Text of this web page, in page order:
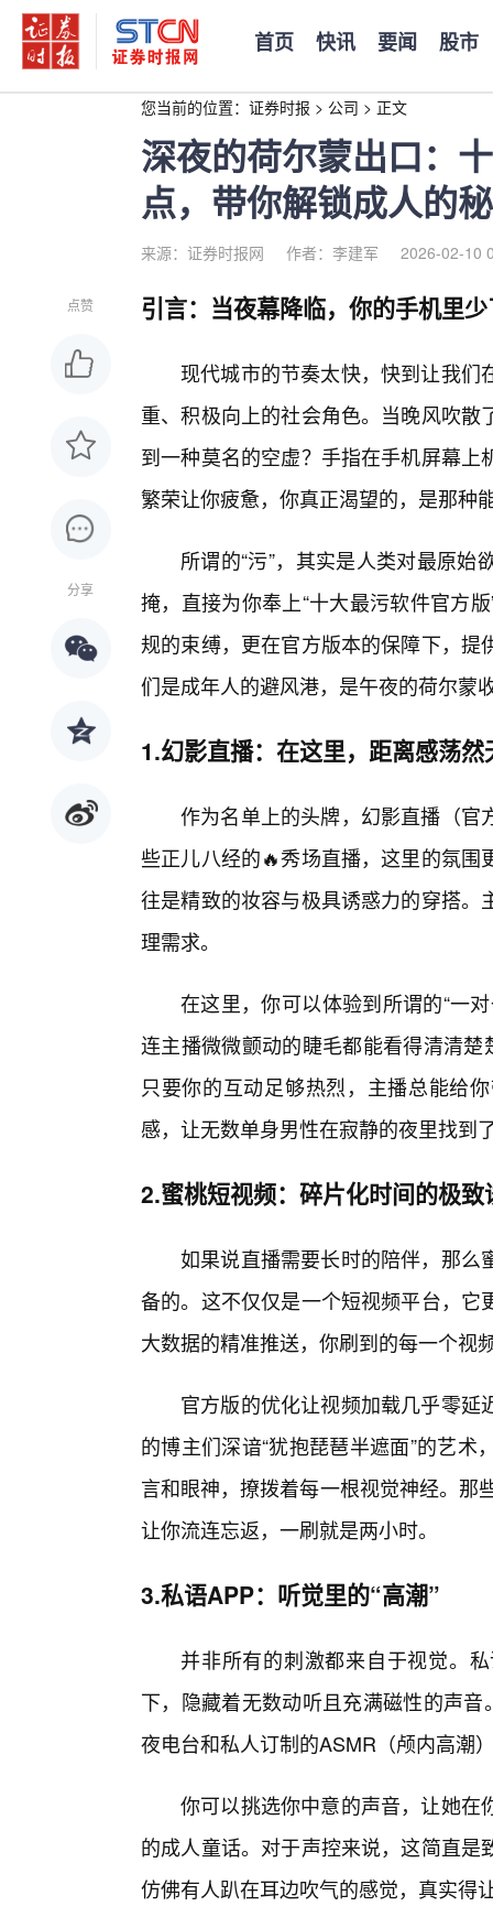
首页 快讯 要闻 股市
您当前的位置： 证券时报 > 公司 > 正文
深夜的荷尔蒙出口：
点，带你解锁成人的
来源：证券时报网 作者：李建军 2026-02-10
点赞
分享
引言：当夜幕降临，你的手机里
现代城市的节奏太快，快到让我们
重、积极向上的社会角色。当晚风吹
到一种莫名的空虚？手指在手机屏幕
繁荣让你疲惫，你真正渴望的，是那种
所谓的“污”，其实是人类对最原
掩，直接为你奉上“十大最污软件官方
规的束缚，更在官方版本的保障下，
们是成年人的避风港，是午夜的荷尔蒙
1.幻影直播：在这里，距离感荡然
作为名单上的头牌，幻影直播（官
些正儿八经的🔥秀场直播，这里的氛
往是精致的妆容与极具诱惑力的穿搭
理需求。
在这里，你可以体验到所谓的“一
连主播微微颤动的睫毛都能看得清清
只要你的互动足够热烈，主播总能给
感，让无数单身男性在寂静的夜里找到
2.蜜桃短视频：碎片化时间的极致
如果说直播需要长时的陪伴，那么
备的。这不仅仅是一个短视频平台，
大数据的精准推送，你刷到的每一个视
官方版的优化让视频加载几乎零
的博主们深谙“犹抱琵琶半遮面”的艺
言和眼神，撩拨着每一根视觉神经。那
让你流连忘返，一刷就是两小时。
3.私语APP：听觉里的“高潮”
并非所有的刺激都来自于视觉。
下，隐藏着无数动听且充满磁性的声
夜电台和私人订制的ASMR（颅内高潮
你可以挑选你中意的声音，让她在
的成人童话。对于声控来说，这简直
仿佛有人趴在耳边吹气的感觉，真实得